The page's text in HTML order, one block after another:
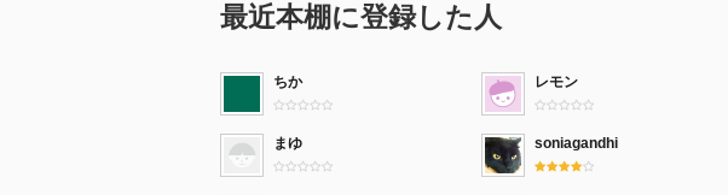
最近本棚に登録した人
ちか レモン
まゆ soniagandhi